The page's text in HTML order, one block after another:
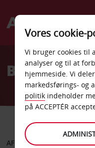
Welcome
AvisBilleje
AFHENT FRA
Vores cookie-
Vi bruger cookies til
analyser og til at
hjemmeside. Vi
markedsførings- og
politik indeholder
på ACCEPTÉR